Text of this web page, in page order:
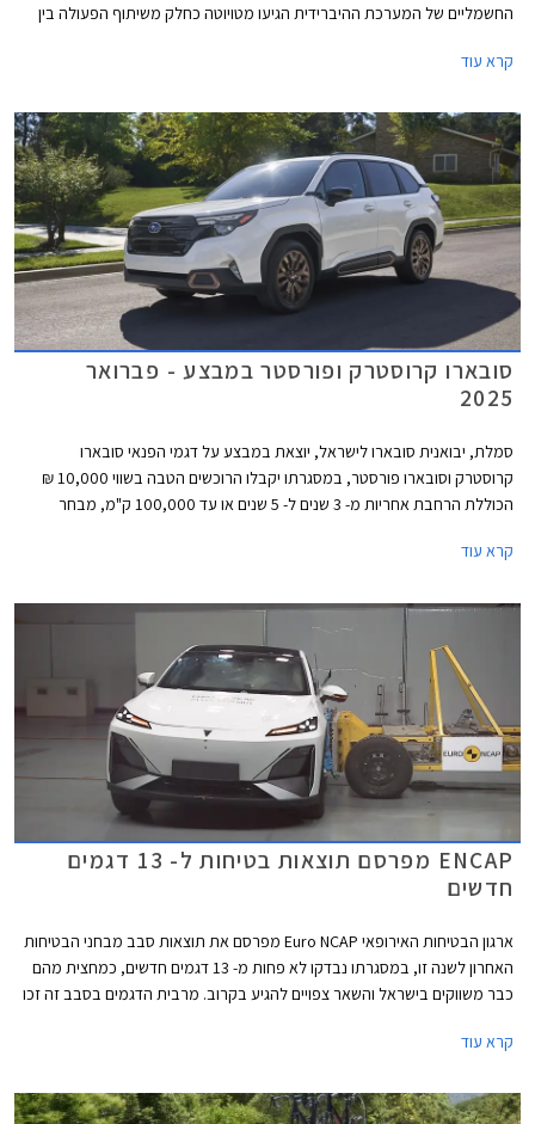
החשמליים של המערכת ההיברידית הגיעו מטויוטה כחלק משיתוף הפעולה בין
קרא עוד
סובארו קרוסטרק ופורסטר במבצע - פברואר
2025
סמלת, יבואנית סובארו לישראל, יוצאת במבצע על דגמי הפנאי סובארו
קרוסטרק וסובארו פורסטר, במסגרתו יקבלו הרוכשים הטבה בשווי 10,000 ₪
הכוללת הרחבת אחריות מ- 3 שנים ל- 5 שנים או עד 100,000 ק"מ, מבחר
28 בפברואר 2025.
קרא עוד
ENCAP מפרסם תוצאות בטיחות ל- 13 דגמים
חדשים
ארגון הבטיחות האירופאי Euro NCAP מפרסם את תוצאות סבב מבחני הבטיחות
האחרון לשנה זו, במסגרתו נבדקו לא פחות מ- 13 דגמים חדשים, כמחצית מהם
כבר משווקים בישראל והשאר צפויים להגיע בקרוב. מרבית הדגמים בסבב זה זכו
קרא עוד